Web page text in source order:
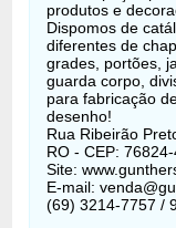
produtos e
Dispomos de
diferentes de
grades, portões,
guarda corpo,
para fabricação
desenho!
Rua Ribeirão
RO - CEP:
Site:
E-mail:
(69) 3214-7757 /